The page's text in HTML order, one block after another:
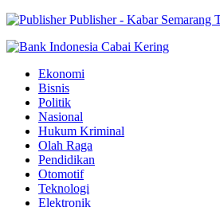
Publisher - Kabar Semarang
Ekonomi
Bisnis
Politik
Nasional
Hukum Kriminal
Olah Raga
Pendidikan
Otomotif
Teknologi
Elektronik